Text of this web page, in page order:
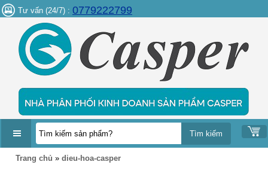
Tư vấn (24/7) : 0779222799
DANH
Trang chủ » dieu-hoa-casper